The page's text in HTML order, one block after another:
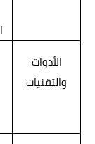
الأدوات
والتقنيات